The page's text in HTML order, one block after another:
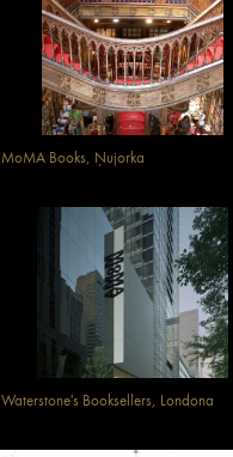
MoMA Books, Ņujorka
Waterstone's Booksellers, Londona